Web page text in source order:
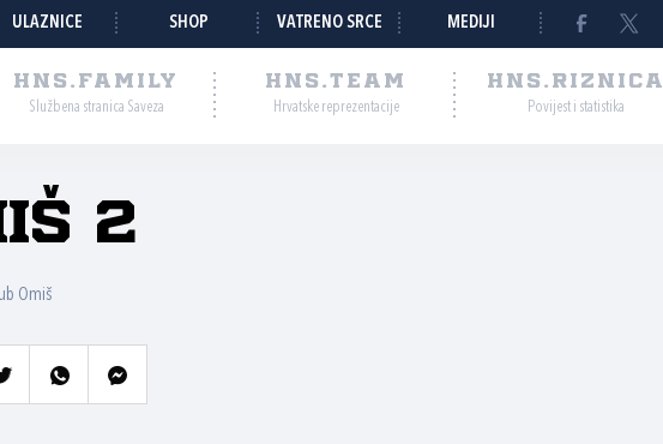
ULAZNICE SHOP VATRENO SRCE MEDIJI
HNS.FAMILY
Službena stranica Saveza
HNS.TEAM
Hrvatske reprezentacije
HNS.RIZNICA
Povijest i statistika
2
Omiš